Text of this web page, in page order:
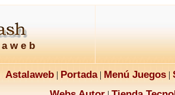
Astalaweb| Portada| Menú Juegos|